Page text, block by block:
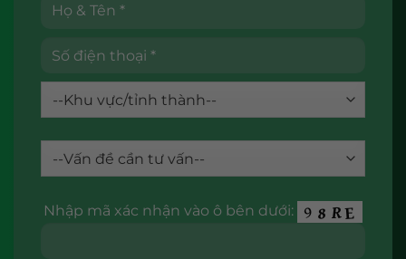
Nhập mã xác nhận vào ô bên dưới: